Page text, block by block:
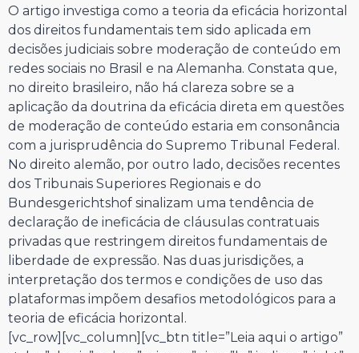
O artigo investiga como a teoria da eficácia horizontal
dos direitos fundamentais tem sido aplicada em
decisões judiciais sobre moderação de conteúdo em
redes sociais no Brasil e na Alemanha. Constata que,
no direito brasileiro, não há clareza sobre se a
aplicação da doutrina da eficácia direta em questões
de moderação de conteúdo estaria em consonância
com a jurisprudência do Supremo Tribunal Federal.
No direito alemão, por outro lado, decisões recentes
dos Tribunais Superiores Regionais e do
Bundesgerichtshof sinalizam uma tendência de
declaração de ineficácia de cláusulas contratuais
privadas que restringem direitos fundamentais de
liberdade de expressão. Nas duas jurisdições, a
interpretação dos termos e condições de uso das
plataformas impõem desafios metodológicos para a
teoria de eficácia horizontal.
[vc_row][vc_column][vc_btn title=”Leia aqui o artigo”